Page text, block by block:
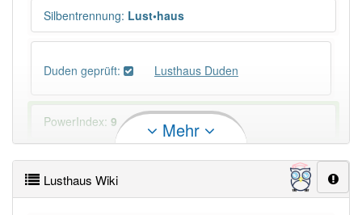
Silbentrennung: Lust•haus
Duden geprüft: Lusthaus Duden
PowerIndex: 9
Häufigkeit: 4 von 10
Mehr
Lusthaus Wiki